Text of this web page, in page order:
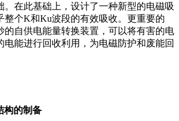
。在此基础上，设计了一种新型的电磁吸
整个K和Ku波段的有效吸收。更重要的
的自供电能量转换装置，可以将有害的电
电能进行回收利用，为电磁防护和废能回
构的制备